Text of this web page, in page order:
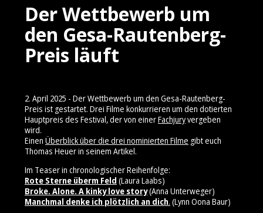
Der Wettbewerb um
den Gesa-Rautenberg-
Preis läuft
2. April 2025 - Der Wettbewerb um den Gesa-Rautenberg-
Preis ist gestartet. Drei Filme konkurrieren um den dotierten
Hauptpreis des Festival, der von einerFachjuryvergeben
wird.
Einen Überblick über die drei nominierten Filme gibt euch
Thomas Heuer in seinem Artikel.
Im Teaser in chronologischer Reihenfolge:
Rote Sterne überm Feld (Laura Laabs)
Broke. Alone. A kinky love story(Anna Unterweger)
Manchmal denke ich plötzlich an dich. (Lynn Oona Baur)